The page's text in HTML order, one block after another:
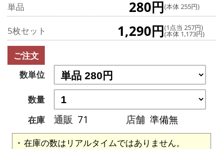
単品 280円(本体 255円)
5枚セット 1,290円(1点当 257円)
(本体 1,173円)
ご注文
数単位
数量
在庫
通販 71 店舗 準備無
在庫の数はリアルタイムではありません。